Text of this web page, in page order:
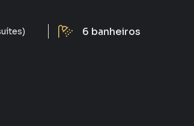
6 banheiros